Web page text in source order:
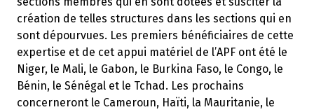
création de telles structures dans les sections qui en
sont dépourvues. Les premiers bénéficiaires de cette
expertise et de cet appui matériel de l’APF ont été le
Niger, le Mali, le Gabon, le Burkina Faso, le Congo, le
Bénin, le Sénégal et le Tchad. Les prochains
concerneront le Cameroun, Haïti, la Mauritanie, le